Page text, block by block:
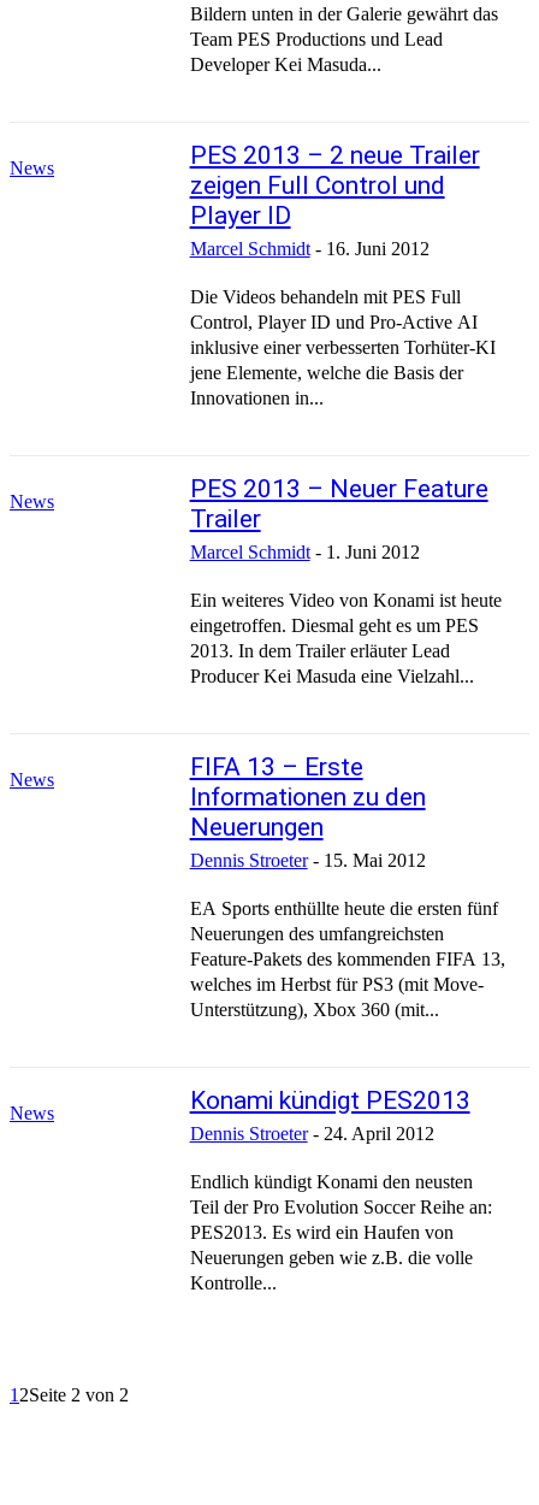
Bildern unten in der Galerie gewährt das
Team PES Productions und Lead
Developer Kei Masuda...
News
PES 2013 – 2 neue Trailer
zeigen Full Control und
Player ID
Marcel Schmidt - 16. Juni 2012
Die Videos behandeln mit PES Full
Control, Player ID und Pro-Active AI
inklusive einer verbesserten Torhüter-KI
jene Elemente, welche die Basis der
Innovationen in...
News
PES 2013 – Neuer Feature
Trailer
Marcel Schmidt - 1. Juni 2012
Ein weiteres Video von Konami ist heute
eingetroffen. Diesmal geht es um PES
2013. In dem Trailer erläuter Lead
Producer Kei Masuda eine Vielzahl...
News
FIFA 13 – Erste
Informationen zu den
Neuerungen
Dennis Stroeter - 15. Mai 2012
EA Sports enthüllte heute die ersten fünf
Neuerungen des umfangreichsten
Feature-Pakets des kommenden FIFA 13,
welches im Herbst für PS3 (mit Move-
Unterstützung), Xbox 360 (mit...
News Konami kündigt PES2013
Dennis Stroeter - 24. April 2012
Endlich kündigt Konami den neusten
Teil der Pro Evolution Soccer Reihe an:
PES2013. Es wird ein Haufen von
Neuerungen geben wie z.B. die volle
Kontrolle...
1 2Seite 2 von 2